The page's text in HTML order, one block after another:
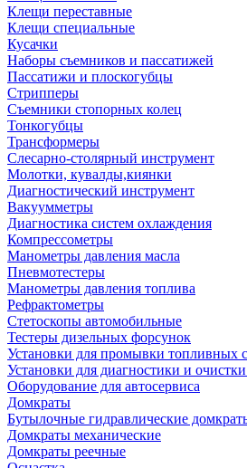
Клещи переставные
Клещи специальные
Кусачки
Наборы съемников и пассатижей
Пассатижи и плоскогубцы
Стрипперы
Съемники стопорных колец
Тонкогубцы
Трансформеры
Слесарно-столярный инструмент
Молотки, кувалды,киянки
Диагностический инструмент
Вакуумметры
Диагностика систем охлаждения
Компрессометры
Манометры давления масла
Пневмотестеры
Манометры давления топлива
Рефрактометры
Стетоскопы автомобильные
Тестеры дизельных форсунок
Установки для промывки топливных
Установки для диагностики и
Оборудование для автосервиса
Домкраты
Бутылочные гидравлические
Домкраты механические
Домкраты реечные